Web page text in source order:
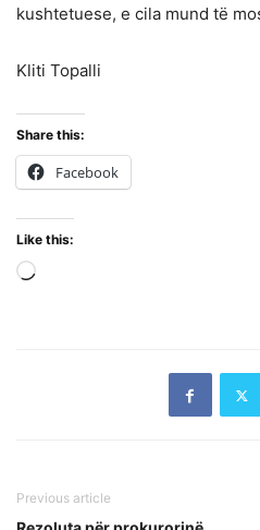
kushtetuese, e cila mund të
Kliti Topalli
Share this:
Facebook
Like this:
Previous article